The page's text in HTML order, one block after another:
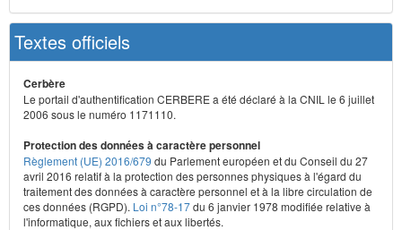
Textes officiels
Cerbère
Le portail d'authentification CERBERE a été déclaré à la CNIL le 6 juillet
2006 sous le numéro 1171110.
Protection des données à caractère personnel
Règlement (UE) 2016/679 du Parlement européen et du Conseil du 27
avril 2016 relatif à la protection des personnes physiques à l'égard du
traitement des données à caractère personnel et à la libre circulation de
ces données (RGPD). Loi n°78-17du 6 janvier 1978 modifiée relative à
l'informatique, aux fichiers et aux libertés.